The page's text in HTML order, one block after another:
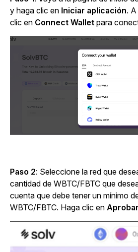
y haga clic en Iniciar aplicación.
clic en Connect Wallet para
Paso 2: Seleccione la red que
cantidad de WBTC/FBTC que
cuenta que debe tener un mínimo
WBTC/FBTC. Haga clic en Aprobar